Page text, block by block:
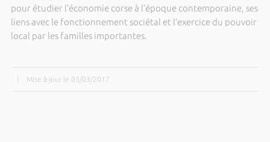
pour étudier l’économie corse à l’époque contemporaine, ses
liens avec le fonctionnement sociétal et l’exercice du pouvoir
local par les familles importantes.
Mise à jour le 03/03/2017